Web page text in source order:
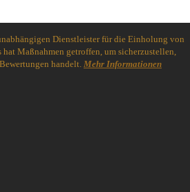
Dienstleister für die Einholung von
hat Maßnahmen getroffen, um sicherzustellen,
handelt.Mehr Informationen